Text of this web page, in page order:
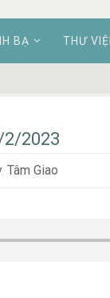
BẠ THƯ
2023
, Tâm Giao